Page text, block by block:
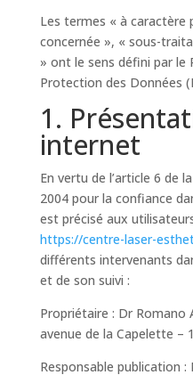
Les termes « à caractère
concernée », « sous-
» ont le sens défini par le
Protection des Données
1.
internet
En vertu de l’article 6 de
2004 pour la confiance
est précisé aux
https://centre-laser-
différents intervenants
et de son suivi :
Propriétaire : Dr Romano
avenue de la Capelette –
Responsable publication